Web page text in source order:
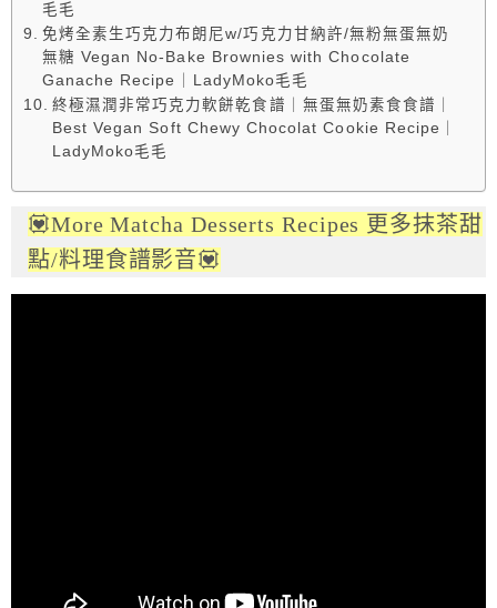
毛毛
免烤全素生巧克力布朗尼w/巧克力甘納許/無粉無蛋無奶
無糖 Vegan No-Bake Brownies with Chocolate
Ganache Recipe｜LadyMoko毛毛
終極濕潤非常巧克力軟餅乾食譜｜無蛋無奶素食食譜｜
Best Vegan Soft Chewy Chocolat Cookie Recipe｜
LadyMoko毛毛
💟More Matcha Desserts Recipes 更多抹茶甜
點/料理食譜影音💟